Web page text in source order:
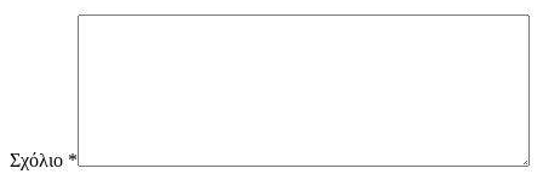
Σχόλιο *